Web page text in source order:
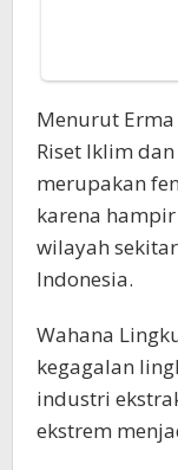
Menurut
Riset Iklim
merupakan
karena
wilayah
Indonesia.
Wahana
kegagalan
industri
ekstrem